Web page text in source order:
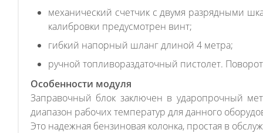
механический счетчик с двумя разрядными
калибровки предусмотрен винт;
гибкий напорный шланг длиной 4 метра;
ручной топливораздаточный пистолет.
Особенности модуля
Заправочный блок заключен в ударопрочный
диапазон рабочих температур для данного
Это надежная бензиновая колонка, простая в